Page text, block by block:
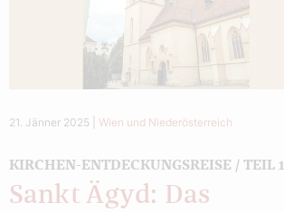
21. Jänner 2025 Wien und Niederösterreich
KIRCHEN-ENTDECKUNGSREISE / TEIL 1
Sankt Ägyd: Das